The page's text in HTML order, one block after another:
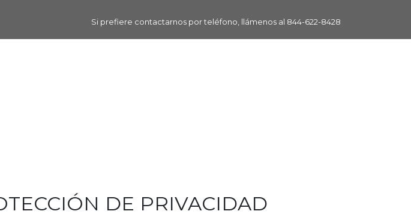
Si prefiere contactarnos por teléfono, llámenos al 844-622-8428
DE PRIVACIDAD